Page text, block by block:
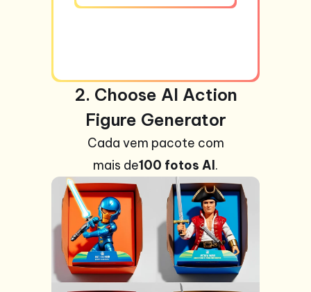
2. Choose AI Action
Figure Generator
Cada vem pacote com
mais de100 fotos AI.
+99
fotos